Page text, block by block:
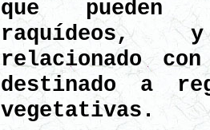
que
raquídeos,
relacionado
destinado a
vegetativas.